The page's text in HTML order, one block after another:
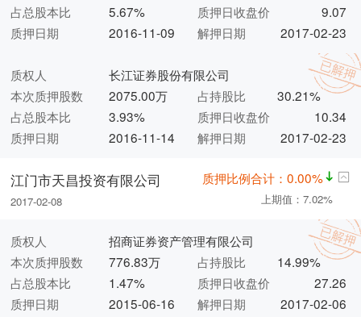
占总股本比
5.67% 质押日收盘价
9.07
质押日期
2016-11-09 解押日期 2017-02-23
质权人
长江证券股份有限公司
本次质押股数
2075.00万 占持股比
30.21%
占总股本比
3.93% 质押日收盘价
10.34
质押日期
2016-11-14 解押日期 2017-02-23
江门市天昌投资有限公司
2017-02-08
质押比例合计：0.00%
上期值：7.02%
质权人
招商证券资产管理有限公司
本次质押股数
776.83万 占持股比
14.99%
占总股本比
1.47% 质押日收盘价
27.26
质押日期
2015-06-16 解押日期 2017-02-06